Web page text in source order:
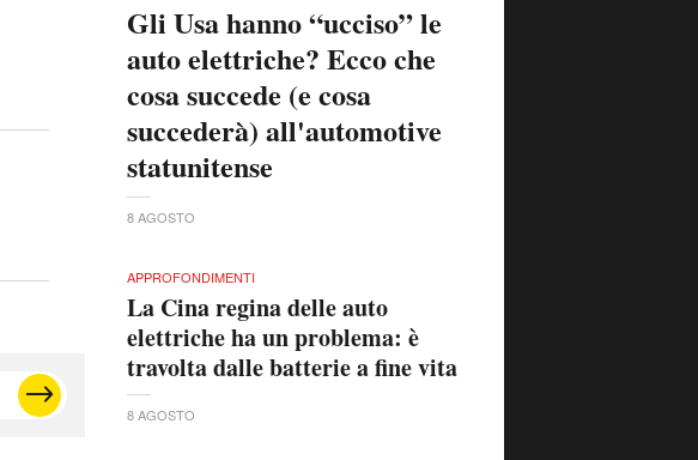
Gli Usa hanno “ucciso” le
auto elettriche? Ecco che
cosa succede (e cosa
succederà) all'automotive
statunitense
8 AGOSTO
APPROFONDIMENTI
La Cina regina delle auto
elettriche ha un problema: è
travolta dalle batterie a fine vita
8 AGOSTO